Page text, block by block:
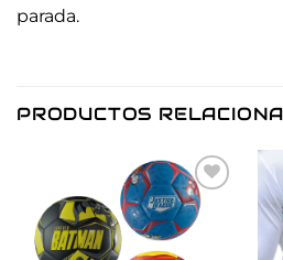
parada.
PRODUCTOS
Añadir
a la
lista de